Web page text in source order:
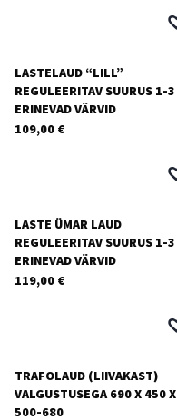
LASTELAUD “LILL”
REGULEERITAV SUURUS 1-3
ERINEVAD VÄRVID
109,00 €
LASTE ÜMAR LAUD
REGULEERITAV SUURUS 1-3
ERINEVAD VÄRVID
119,00 €
TRAFOLAUD (LIIVAKAST)
VALGUSTUSEGA 690 X 450 X
500-680